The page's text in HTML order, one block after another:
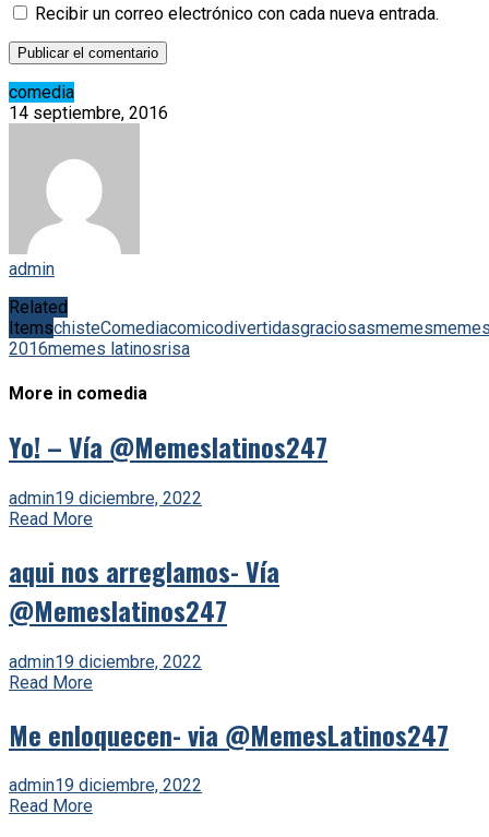
Recibir un correo electrónico con cada nueva entrada.
comedia
14 septiembre, 2016
admin
Related
ItemschisteComediacomicodivertidasgraciosasmemes
2016memes latinosrisa
More in comedia
Yo! – Vía @Memeslatinos247
admin19 diciembre, 2022
Read More
aqui nos arreglamos- Vía
@Memeslatinos247
admin19 diciembre, 2022
Read More
Me enloquecen- via @MemesLatinos247
admin19 diciembre, 2022
Read More